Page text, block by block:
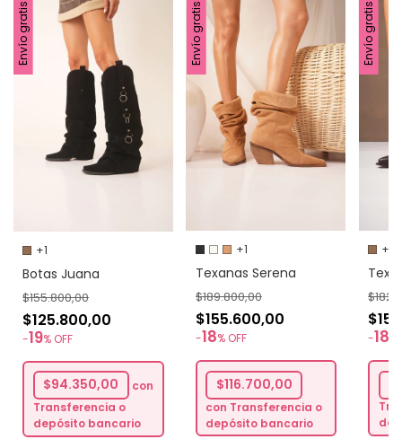
Envío gratis
+1
Botas Juana
$125.800,00
-19% OFF
$155.800,00
$94.350,00
con
Transferencia o
depósito bancario
Envío gratis
+1
Texanas Serena
$155.600,00
-18% OFF
$189.800,00
$116.700,00
con Transferencia o
depósito bancario
Envío gratis
+1
-18